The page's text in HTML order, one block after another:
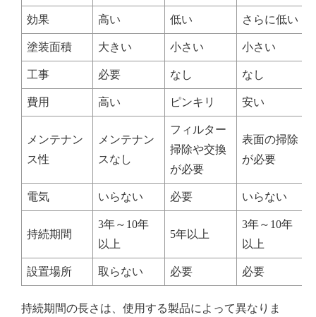
効果 高い 低い さらに低い
塗装面積 大きい 小さい 小さい
工事 必要 なし なし
費用 高い ピンキリ 安い
メンテナン
ス性
メンテナン
スなし
フィルター
掃除や交換
が必要
表面の掃除
が必要
電気 いらない 必要 いらない
持続期間
3年～10年
以上
5年以上
3年～10年
以上
設置場所 取らない 必要 必要
持続期間の長さは、使用する製品によって異なりま